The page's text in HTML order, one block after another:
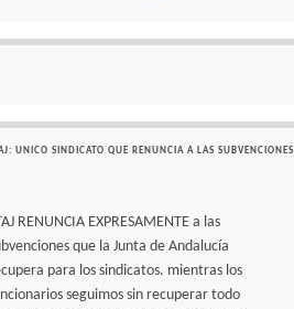
UNICO SINDICATO QUE RENUNCIA A LAS SUBVENCIONES
RENUNCIA EXPRESAMENTE a las
que la Junta de Andalucía
para los sindicatos. mientras los
seguimos sin recuperar todo